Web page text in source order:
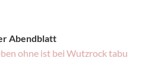
Abendblatt
ohne ist bei Wutzrock tabu